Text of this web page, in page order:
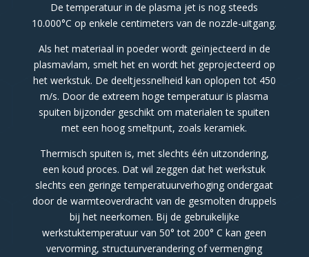
De temperatuur in de plasma jet is nog steeds
10.000°C op enkele centimeters van de nozzle-uitgang.
Als het materiaal in poeder wordt geïnjecteerd in de
plasmavlam, smelt het en wordt het geprojecteerd op
het werkstuk. De deeltjessnelheid kan oplopen tot 450
m/s. Door de extreem hoge temperatuur is plasma
spuiten bijzonder geschikt om materialen te spuiten
met een hoog smeltpunt, zoals keramiek.
Thermisch spuiten is, met slechts één uitzondering,
een koud proces. Dat wil zeggen dat het werkstuk
slechts een geringe temperatuurverhoging ondergaat
door de warmteoverdracht van de gesmolten druppels
bij het neerkomen. Bij de gebruikelijke
werkstuktemperatuur van 50° tot 200° C kan geen
vervorming, structuurverandering of vermenging